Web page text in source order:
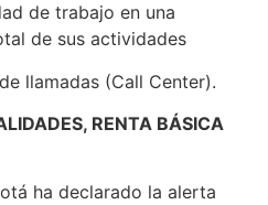
de trabajo en una
de sus actividades
llamadas (Call Center).
RENTA BÁSICA
ha declarado la alerta